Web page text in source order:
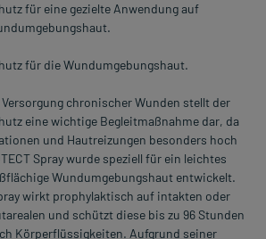
für eine gezielte Anwendung auf
für die Wundumgebungshaut.
chronischer Wunden stellt der
eine wichtige Begleitmaßnahme dar, da
und Hautreizungen besonders hoch
Spray wurde speziell für ein leichtes
Wundumgebungshaut entwickelt.
wirkt prophylaktisch auf intakten oder
und schützt diese bis zu 96 Stunden
Körperflüssigkeiten. Aufgrund seiner